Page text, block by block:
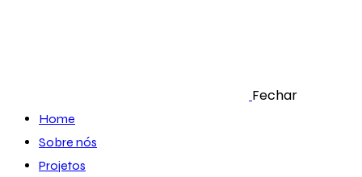
Fechar
Home
Sobre nós
Projetos